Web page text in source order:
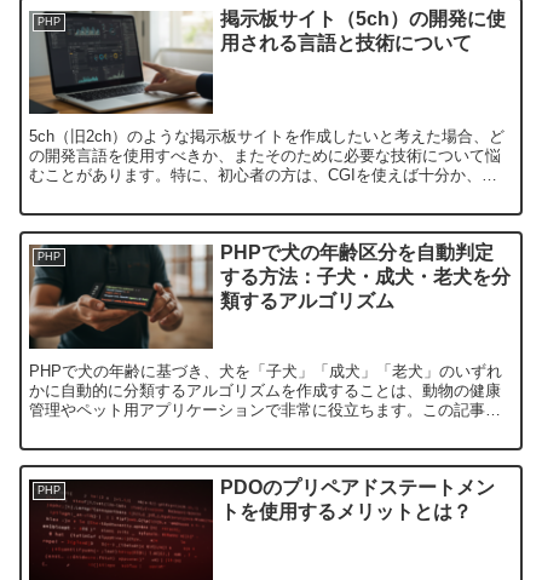
PHP
掲示板サイト（5ch）の開発に使
用される言語と技術について
5ch（旧2ch）のような掲示板サイトを作成したいと考えた場合、ど
の開発言語を使用すべきか、またそのために必要な技術について悩
むことがあります。特に、初心者の方は、CGIを使えば十分か、あ
PHP
PHPで犬の年齢区分を自動判定
する方法：子犬・成犬・老犬を分
類するアルゴリズム
PHPで犬の年齢に基づき、犬を「子犬」「成犬」「老犬」のいずれ
かに自動的に分類するアルゴリズムを作成することは、動物の健康
管理やペット用アプリケーションで非常に役立ちます。この記事で
PHP
PDOのプリペアドステートメン
トを使用するメリットとは？